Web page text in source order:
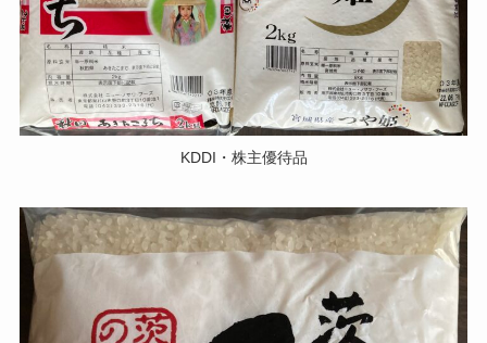
KDDI・株主優待品